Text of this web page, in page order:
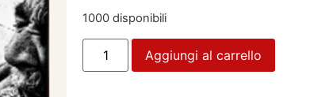
1000 disponibili
Aggiungi al carrello